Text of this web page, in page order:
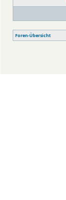
Foren-Übersicht